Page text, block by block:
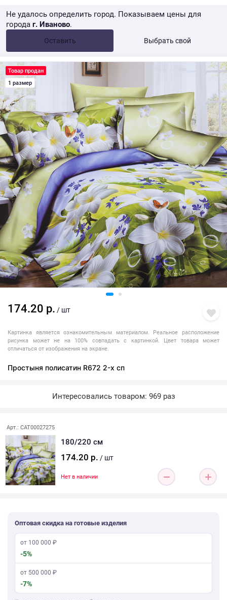
Не удалось определить город. Показываем цены для
города г. Иваново.
Оставить Выбрать свой
от 10 000 ₽ Розница → WB
Товар продан
1 размер
174.20 р. / шт
Картинка является ознакомительным материалом. Реальное расположение
рисунка может не на 100% совпадать с картинкой. Цвет товара может
отличаться от изображения на экране.
Простыня полисатин R672 2-х сп
Интересовались товаром: 969 раз
Арт.: CAT00027275
180/220 см
174.20 р. / шт
Нет в наличии
Оптовая скидка на готовые изделия
от 100 000 ₽
-5%
от 500 000 ₽
-7%